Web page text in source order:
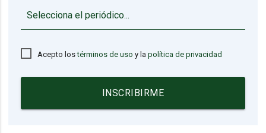
Acepto lostérminos de uso y lapolítica de privacidad
INSCRIBIRME